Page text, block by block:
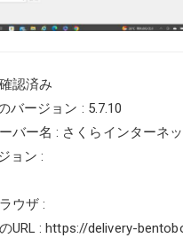
認済み
バージョン : 5.7.10
バー名 : さくらインターネ
ョン :
ウザ :
URL : https://delivery-